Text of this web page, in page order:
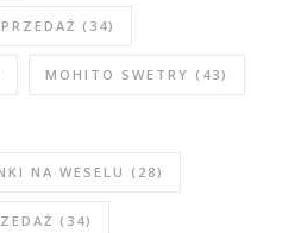
(34)
MOHITO SWETRY (43)
NA WESELU (28)
(34)